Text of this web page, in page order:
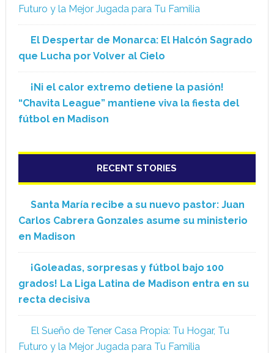
Futuro y la Mejor Jugada para Tu Familia
El Despertar de Monarca: El Halcón Sagrado
que Lucha por Volver al Cielo
¡Ni el calor extremo detiene la pasión!
“Chavita League” mantiene viva la fiesta del
fútbol en Madison
RECENT STORIES
Santa María recibe a su nuevo pastor: Juan
Carlos Cabrera Gonzales asume su ministerio
en Madison
¡Goleadas, sorpresas y fútbol bajo 100
grados! La Liga Latina de Madison entra en su
recta decisiva
El Sueño de Tener Casa Propia: Tu Hogar, Tu
Futuro y la Mejor Jugada para Tu Familia